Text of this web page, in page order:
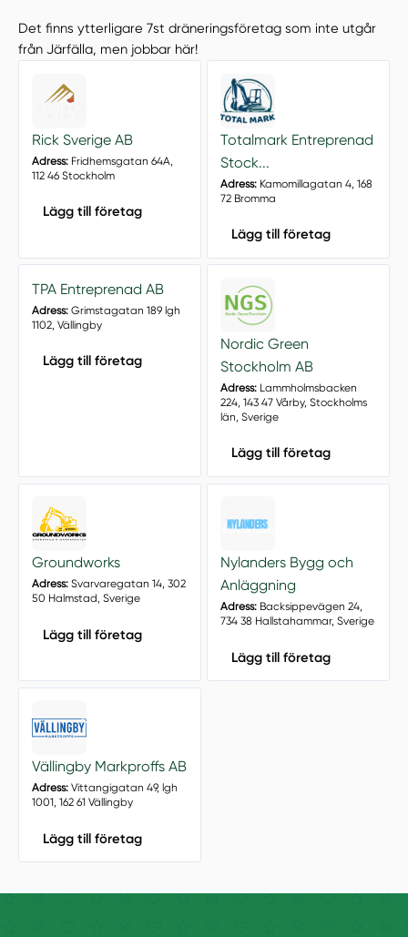
Det finns ytterligare 7st dräneringsföretag som inte utgår
från Järfälla, men jobbar här!
Rick Sverige AB
Adress:Fridhemsgatan 64A,
112 46 Stockholm
Lägg till företag
Totalmark Entreprenad
Stock...
Adress:Kamomillagatan 4, 168
72 Bromma
Lägg till företag
TPA Entreprenad AB
Adress:Grimstagatan 189 lgh
1102, Vällingby
Lägg till företag
Nordic Green
Stockholm AB
Adress:Lammholmsbacken
224, 143 47 Vårby, Stockholms
län, Sverige
Lägg till företag
Groundworks
Adress:Svarvaregatan 14, 302
50 Halmstad, Sverige
Lägg till företag
Nylanders Bygg och
Anläggning
Adress:Backsippevägen 24,
734 38 Hallstahammar, Sverige
Lägg till företag
Vällingby Markproffs AB
Adress:Vittangigatan 49, lgh
1001, 162 61 Vällingby
Lägg till företag